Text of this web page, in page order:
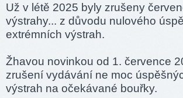
Už v létě 2025 byly zrušeny
výstrahy... z důvodu nulového
extrémních výstrah.
Žhavou novinkou od 1. července
zrušení vydávání ne moc
výstrah na očekávané bouřky.